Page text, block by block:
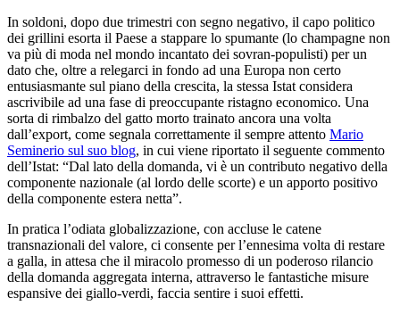
In soldoni, dopo due trimestri con segno negativo, il capo politico
dei grillini esorta il Paese a stappare lo spumante (lo champagne non
va più di moda nel mondo incantato dei sovran-populisti) per un
dato che, oltre a relegarci in fondo ad una Europa non certo
entusiasmante sul piano della crescita, la stessa Istat considera
ascrivibile ad una fase di preoccupante ristagno economico. Una
sorta di rimbalzo del gatto morto trainato ancora una volta
dall’export, come segnala correttamente il sempre attento Mario
Seminerio sul suo blog, in cui viene riportato il seguente commento
dell’Istat: “Dal lato della domanda, vi è un contributo negativo della
componente nazionale (al lordo delle scorte) e un apporto positivo
della componente estera netta”.
In pratica l’odiata globalizzazione, con accluse le catene
transnazionali del valore, ci consente per l’ennesima volta di restare
a galla, in attesa che il miracolo promesso di un poderoso rilancio
della domanda aggregata interna, attraverso le fantastiche misure
espansive dei giallo-verdi, faccia sentire i suoi effetti.